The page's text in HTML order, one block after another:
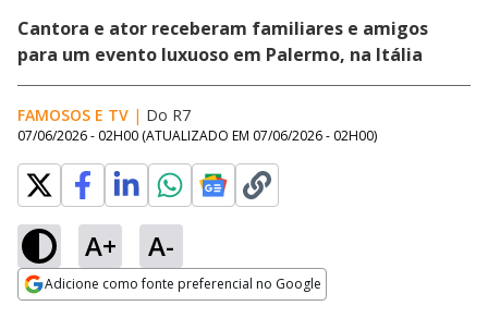
Cantora e ator receberam familiares e amigos
para um evento luxuoso em Palermo, na Itália
FAMOSOS E TV | Do R7
07/06/2026 - 02H00 (ATUALIZADO EM 07/06/2026 - 02H00)
A+ A-
Adicione como fonte preferencial no Google